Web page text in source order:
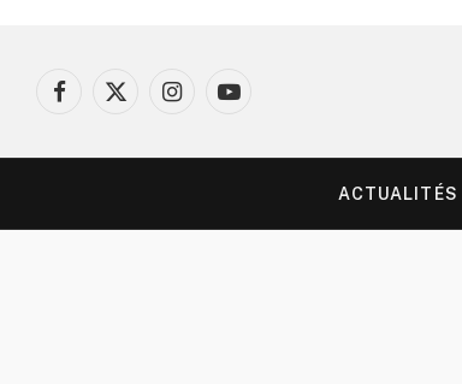
Facebook
X
InstagramYouTube
ACTUALITÉS